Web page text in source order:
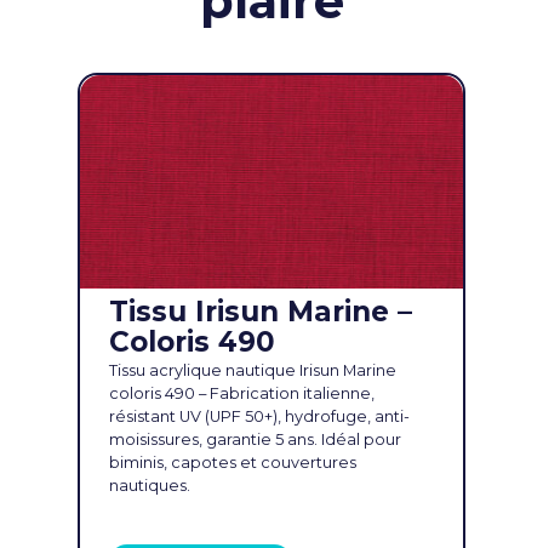
Tissu Irisun Marine –
Coloris 490
Tissu acrylique nautique Irisun Marine
coloris 490 – Fabrication italienne,
résistant UV (UPF 50+), hydrofuge, anti-
moisissures, garantie 5 ans. Idéal pour
biminis, capotes et couvertures
nautiques.